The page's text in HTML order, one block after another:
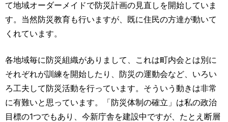
て地域オーダーメイドで防災計画の見直しを開始していま
す。当然防災教育も行いますが、既に住民の方達が動いて
くれています。
各地域毎に防災組織がありまして、これは町内会とは別に
それぞれが訓練を開始したり、防災の運動会など、いろい
ろ工夫して防災活動を行っています。そういう動きは非常
に有難いと思っています。「防災体制の確立」は私の政治
目標の1つでもあり、今新庁舎を建設中ですが、たとえ断層